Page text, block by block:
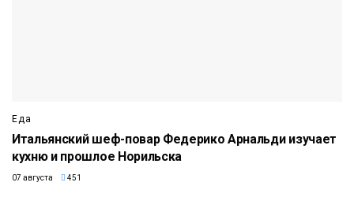
Еда
Итальянский шеф-повар Федерико Арнальди изучает
кухню и прошлое Норильска
07 августа 451